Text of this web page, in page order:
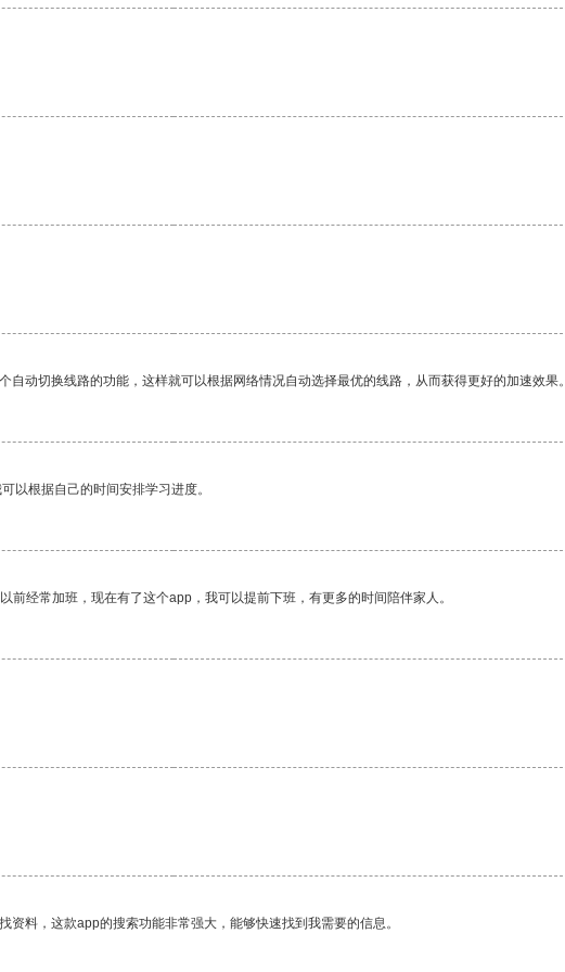
动切换线路的功能，这样就可以根据网络情况自动选择最优的线路，从而获得更好的加速效果。
以根据自己的时间安排学习进度。
经常加班，现在有了这个app，我可以提前下班，有更多的时间陪伴家人。
料，这款app的搜索功能非常强大，能够快速找到我需要的信息。